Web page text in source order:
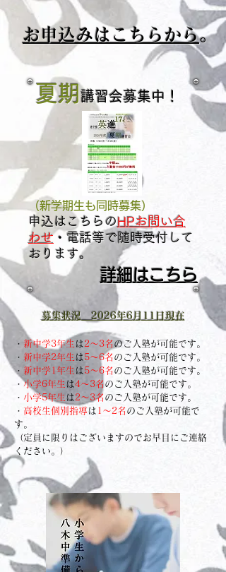
お申込みはこちらから。
夏期 講習会募集中！
​
（新学期生も同時募集）
申込はこちらのHPお問い合
わせ・電話等で随時受付して
おります。
詳細はこちら
​募集状況 2026年6月11 日現在
・ 新中学3年生 は 2～3名 のご入塾が可能です。
・ 新中学2年生 は 5～6名 のご入塾が可能です。
・ 新中学 1年生 は 5～6名 のご入塾が可能です。
​・小学6年生 は4～3名のご入塾が可能です。
・ 小学5年生 は 2～3名 のご入塾が可能です。
​ ​・高校生個別指導は 1～2名 のご入塾が可能で
す。
（定員に限りはございますのでお早目にご連絡
ください。）